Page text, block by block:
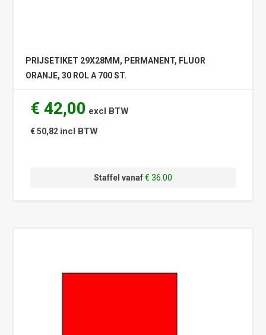
PRIJSETIKET 29X28MM, PERMANENT, FLUOR
ORANJE, 30 ROL A 700 ST.
€ 42,00 excl BTW
€ 50,82 incl BTW
Staffel vanaf€ 36.00